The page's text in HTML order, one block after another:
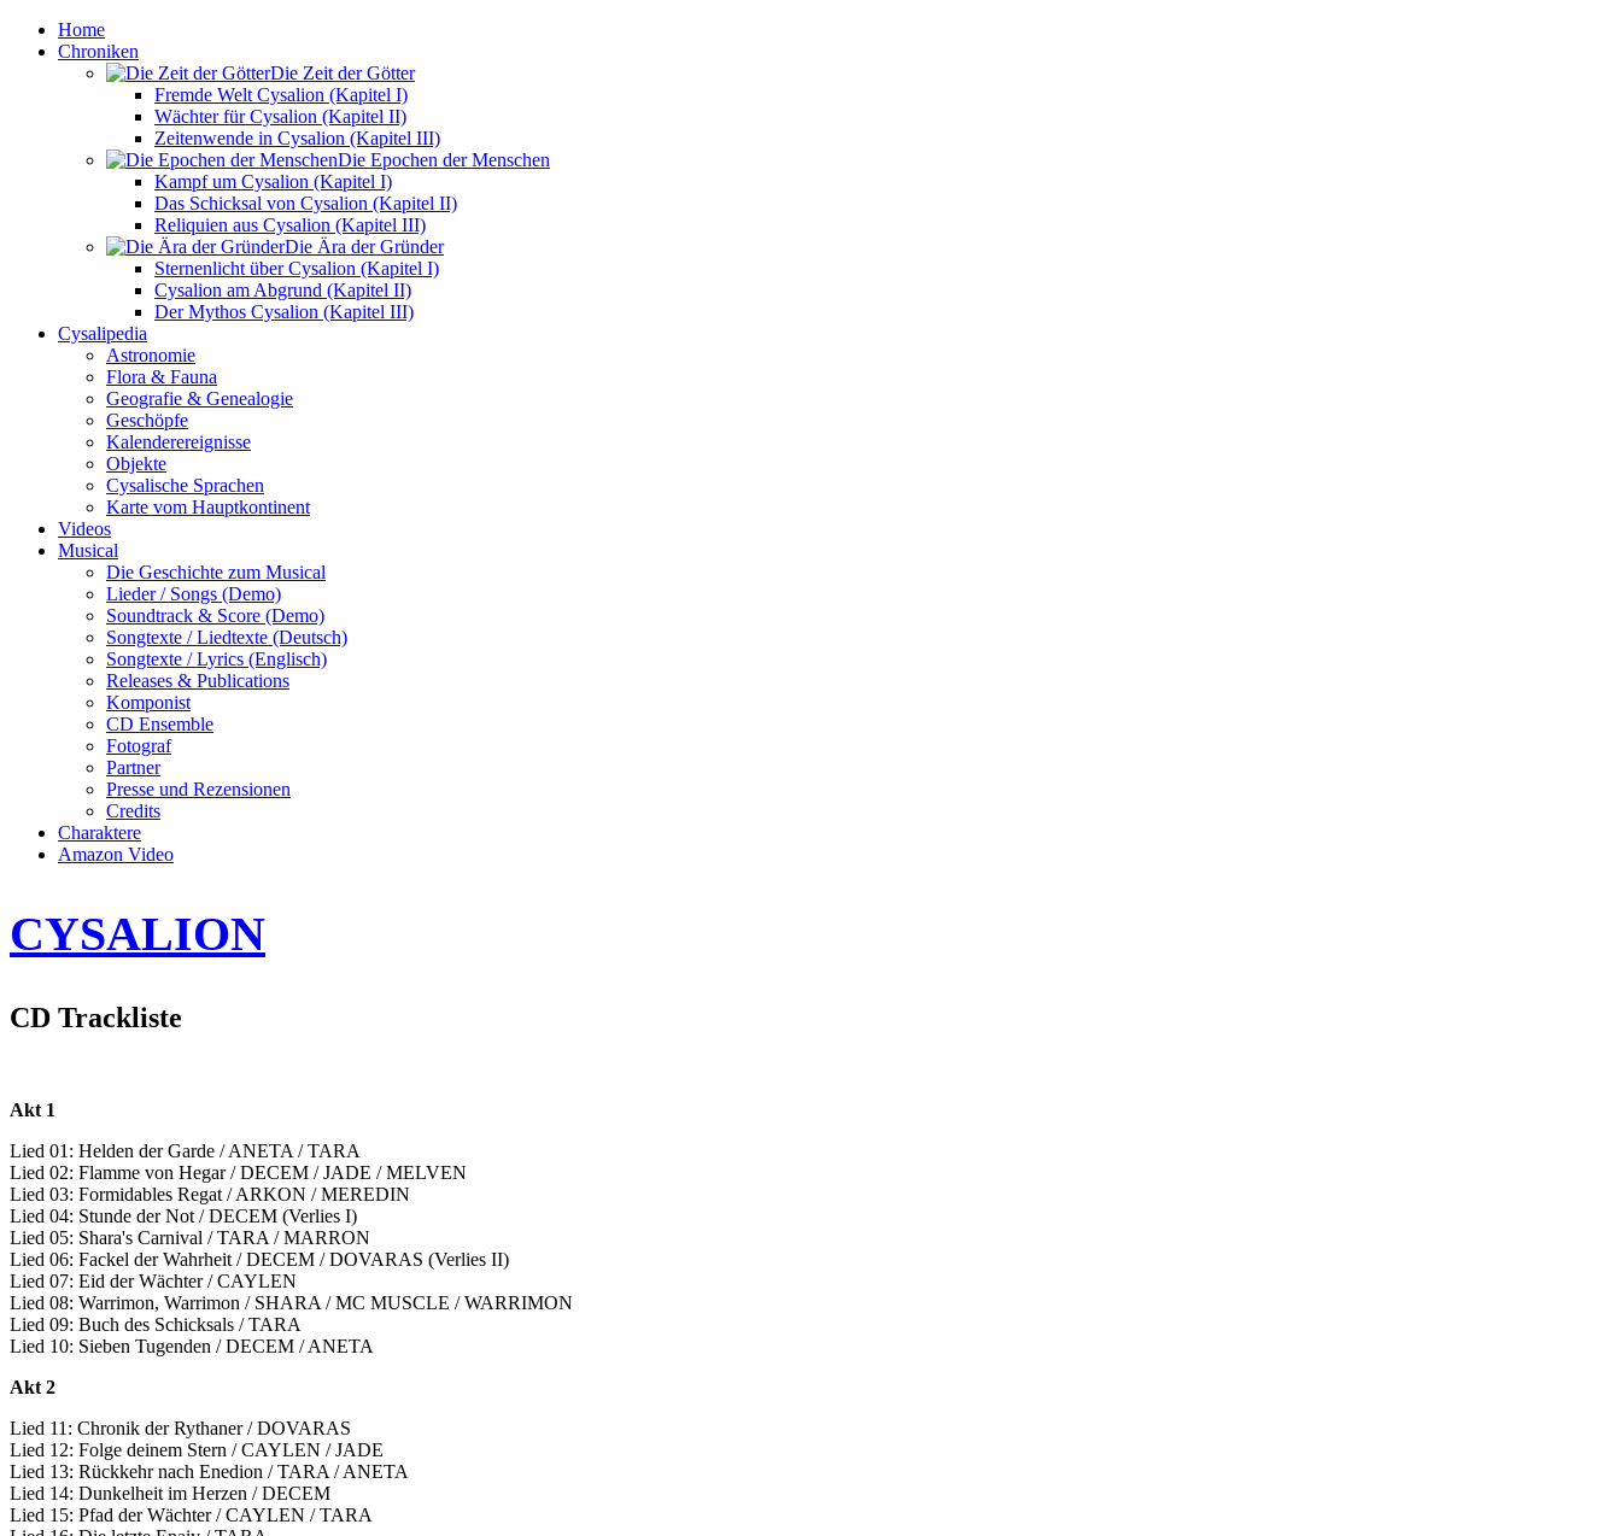
Home
Chroniken
Die Zeit der Götter
Fremde Welt Cysalion (Kapitel I)
Wächter für Cysalion (Kapitel II)
Zeitenwende in Cysalion (Kapitel III)
Die Epochen der Menschen
Kampf um Cysalion (Kapitel I)
Das Schicksal von Cysalion (Kapitel II)
Reliquien aus Cysalion (Kapitel III)
Die Ära der Gründer
Sternenlicht über Cysalion (Kapitel I)
Cysalion am Abgrund (Kapitel II)
Der Mythos Cysalion (Kapitel III)
Cysalipedia
Astronomie
Flora & Fauna
Geografie & Genealogie
Geschöpfe
Kalenderereignisse
Objekte
Cysalische Sprachen
Karte vom Hauptkontinent
Videos
Musical
Die Geschichte zum Musical
Lieder / Songs (Demo)
Soundtrack & Score (Demo)
Songtexte / Liedtexte (Deutsch)
Songtexte / Lyrics (Englisch)
Releases & Publications
Komponist
CD Ensemble
Fotograf
Partner
Presse und Rezensionen
Credits
Charaktere
Amazon Video
CYSALION
CD Trackliste
Akt 1
Lied 01: Helden der Garde / ANETA / TARA
Lied 02: Flamme von Hegar / DECEM / JADE / MELVEN
Lied 03: Formidables Regat / ARKON / MEREDIN
Lied 04: Stunde der Not / DECEM (Verlies I)
Lied 05: Shara's Carnival / TARA / MARRON
Lied 06: Fackel der Wahrheit / DECEM / DOVARAS (Verlies II)
Lied 07: Eid der Wächter / CAYLEN
Lied 08: Warrimon, Warrimon / SHARA / MC MUSCLE / WARRIMON
Lied 09: Buch des Schicksals / TARA
Lied 10: Sieben Tugenden / DECEM / ANETA
Akt 2
Lied 11: Chronik der Rythaner / DOVARAS
Lied 12: Folge deinem Stern / CAYLEN / JADE
Lied 13: Rückkehr nach Enedion / TARA / ANETA
Lied 14: Dunkelheit im Herzen / DECEM
Lied 15: Pfad der Wächter / CAYLEN / TARA